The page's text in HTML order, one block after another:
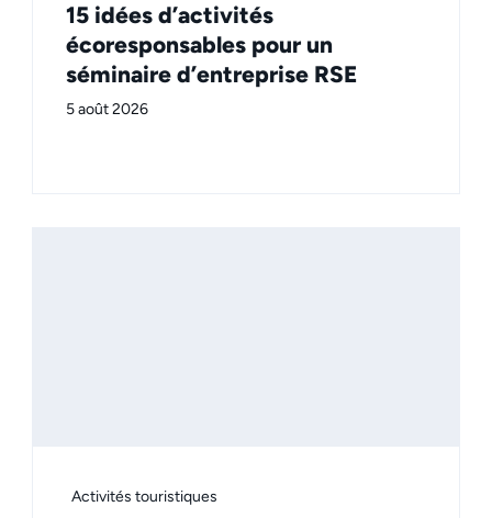
15 idées d’activités
écoresponsables pour un
séminaire d’entreprise RSE
5 août 2026
Activités touristiques